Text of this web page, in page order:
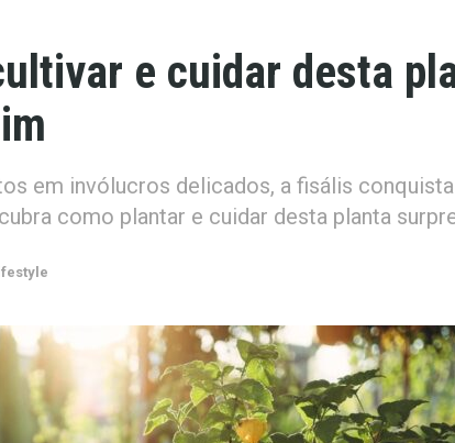
e cuidar desta
em invólucros delicados, a fisális
como plantar e cuidar desta planta